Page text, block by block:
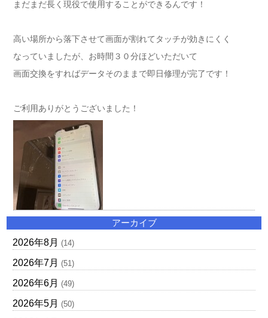
まだまだ長く現役で使用することができるんです！
高い場所から落下させて画面が割れてタッチが効きにくく
なっていましたが、お時間３０分ほどいただいて
画面交換をすればデータそのままで即日修理が完了です！
ご利用ありがとうございました！
アーカイブ
2026年8月 (14)
2026年7月 (51)
2026年6月 (49)
2026年5月 (50)